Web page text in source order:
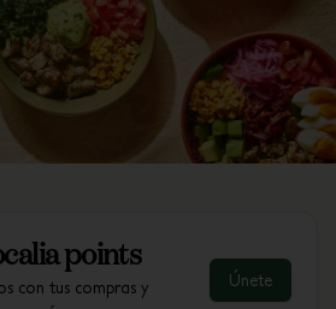
points
con tus compras y
Únete